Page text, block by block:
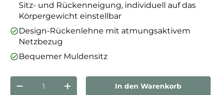
Sitz- und Rückenneigung, individuell auf das
Körpergewicht einstellbar
Design-Rückenlehne mit atmungsaktivem
Netzbezug
Bequemer Muldensitz
Menge verringernMenge erhöhenIn den Warenkorb